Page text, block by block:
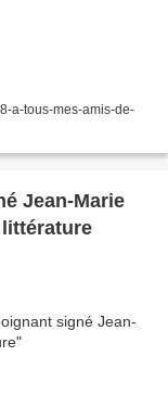
a-tous-mes-amis-de-
Jean-Marie